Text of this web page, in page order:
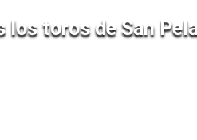
los toros de San